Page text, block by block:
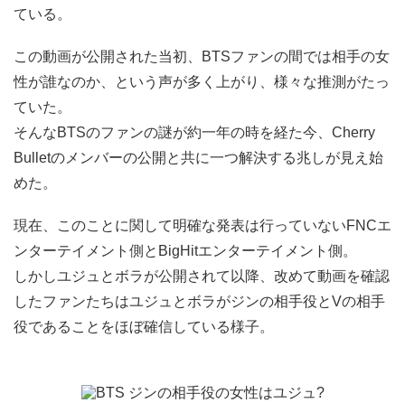
ている。
この動画が公開された当初、BTSファンの間では相手の女
性が誰なのか、という声が多く上がり、様々な推測がたっ
ていた。
そんなBTSのファンの謎が約一年の時を経た今、Cherry
Bulletのメンバーの公開と共に一つ解決する兆しが見え始
めた。
現在、このことに関して明確な発表は行っていないFNCエ
ンターテイメント側とBigHitエンターテイメント側。
しかしユジュとボラが公開されて以降、改めて動画を確認
したファンたちはユジュとボラがジンの相手役とVの相手
役であることをほぼ確信している様子。